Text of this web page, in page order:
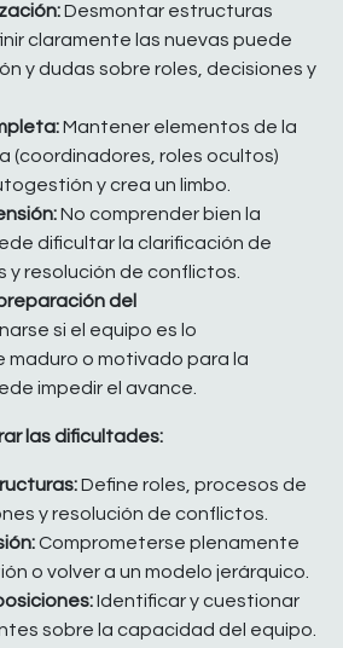
Desmontar estructuras
claramente las nuevas puede
y dudas sobre roles, decisiones y
Mantener elementos de la
(coordinadores, roles ocultos)
y crea un limbo.
No comprender bien la
dificultar la clarificación de
y resolución de conflictos.
del
si el equipo es lo
maduro o motivado para la
impedir el avance.
las dificultades:
Define roles, procesos de
y resolución de conflictos.
Comprometerse plenamente
o volver a un modelo jerárquico.
Identificar y cuestionar
sobre la capacidad del equipo.